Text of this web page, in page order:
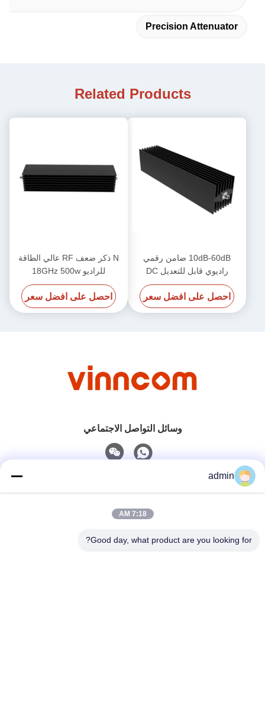
Precision Attenuator
Related Products
10dB-60dB ضامن رقمي
راديوي قابل للتعديل DC
18GHz 600W N إناثي N إناثي
احصل على افضل سعر
N ذكر ضعف RF عالي الطاقة
للراديو 18GHz 500w
احصل على افضل سعر
وسائل التواصل الاجتماعي
0086-551-65396351
admin
7:18 AM
Good day, what product are you looking for?